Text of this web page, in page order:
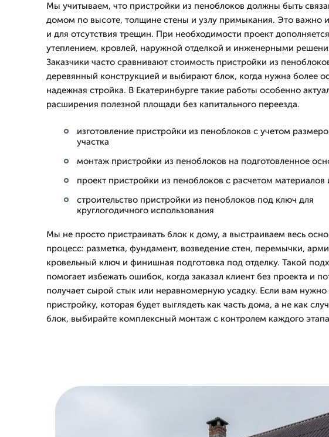
Мы учитываем, что пристройки из пеноблоков должны быть
домом по высоте, толщине стены и узлу примыкания. Это важно и
и для отсутствия трещин. При необходимости проект дополняется
утеплением, кровлей, наружной отделкой и инженерными
Заказчики часто сравнивают стоимость пристройки из
деревянный конструкцией и выбирают блок, когда нужна более
надежная стройка. В Екатеринбурге такие работы особенно
расширения полезной площади без капитального переезда.
изготовление пристройки из пеноблоков с учетом
участка
монтаж пристройки из пеноблоков на подготовленное
проект пристройки из пеноблоков с расчетом материалов
строительство пристройки из пеноблоков под ключ для
круглогодичного использования
Мы не просто пристраивать блок к дому, а выстраиваем весь
процесс: разметка, фундамент, возведение стен, перемычки,
кровельный ключ и финишная подготовка под отделку. Такой
помогает избежать ошибок, когда заказал клиент без проекта и
получает сырой стык или неравномерную усадку. Если вам нужно
пристройку, которая будет выглядеть как часть дома, а не как
блок, выбирайте комплексный монтаж с контролем каждого